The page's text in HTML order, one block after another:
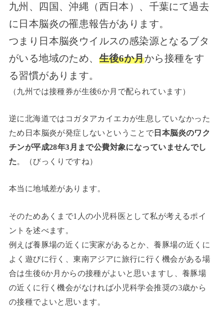
九州、四国、沖縄（西日本）、千葉にて過去
に日本脳炎の罹患報告があります。
つまり日本脳炎ウイルスの感染源となるブタ
がいる地域のため、 生後6か月から接種をす
る習慣があります。
（九州では接種券が生後6か月で配られています）
逆に北海道ではコガタアカイエカが生息していなかった
ため日本脳炎が発症しないということで日本脳炎のワク
チンが平成28年3月まで公費対象になっていませんでし
た。（びっくりですね）
本当に地域差があります。
そのためあくまで1人の小児科医として私が考えるポイ
ントを述べます。
例えば養豚場の近くに実家があるとか、養豚場の近くに
よく遊びに行く、東南アジアに旅行に行く機会がある場
合は生後6か月からの接種がよいと思いますし、養豚場
の近くに行く機会がなければ小児科学会推奨の3歳から
の接種でよいと思います。